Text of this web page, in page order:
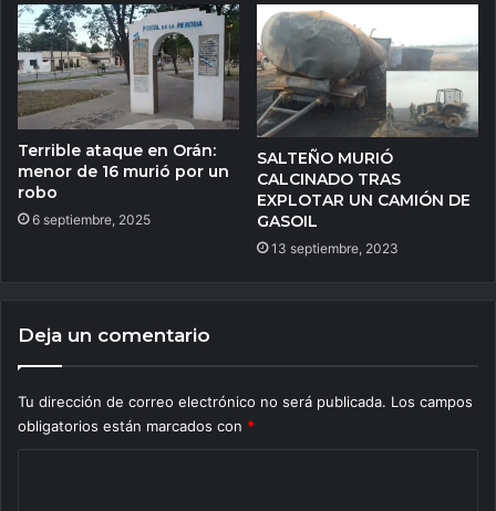
Terrible ataque en Orán:
menor de 16 murió por un
robo
6 septiembre, 2025
SALTEÑO MURIÓ
CALCINADO TRAS
EXPLOTAR UN CAMIÓN DE
GASOIL
13 septiembre, 2023
Deja un comentario
Tu dirección de correo electrónico no será publicada. Los campos
obligatorios están marcados con *